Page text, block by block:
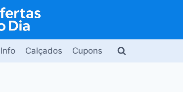
Info Calçados Cupons